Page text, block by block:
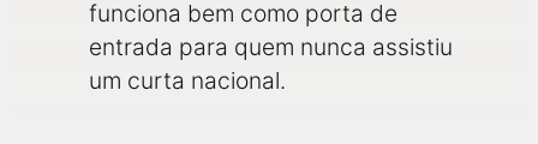
funciona bem como porta de
entrada para quem nunca assistiu
um curta nacional.